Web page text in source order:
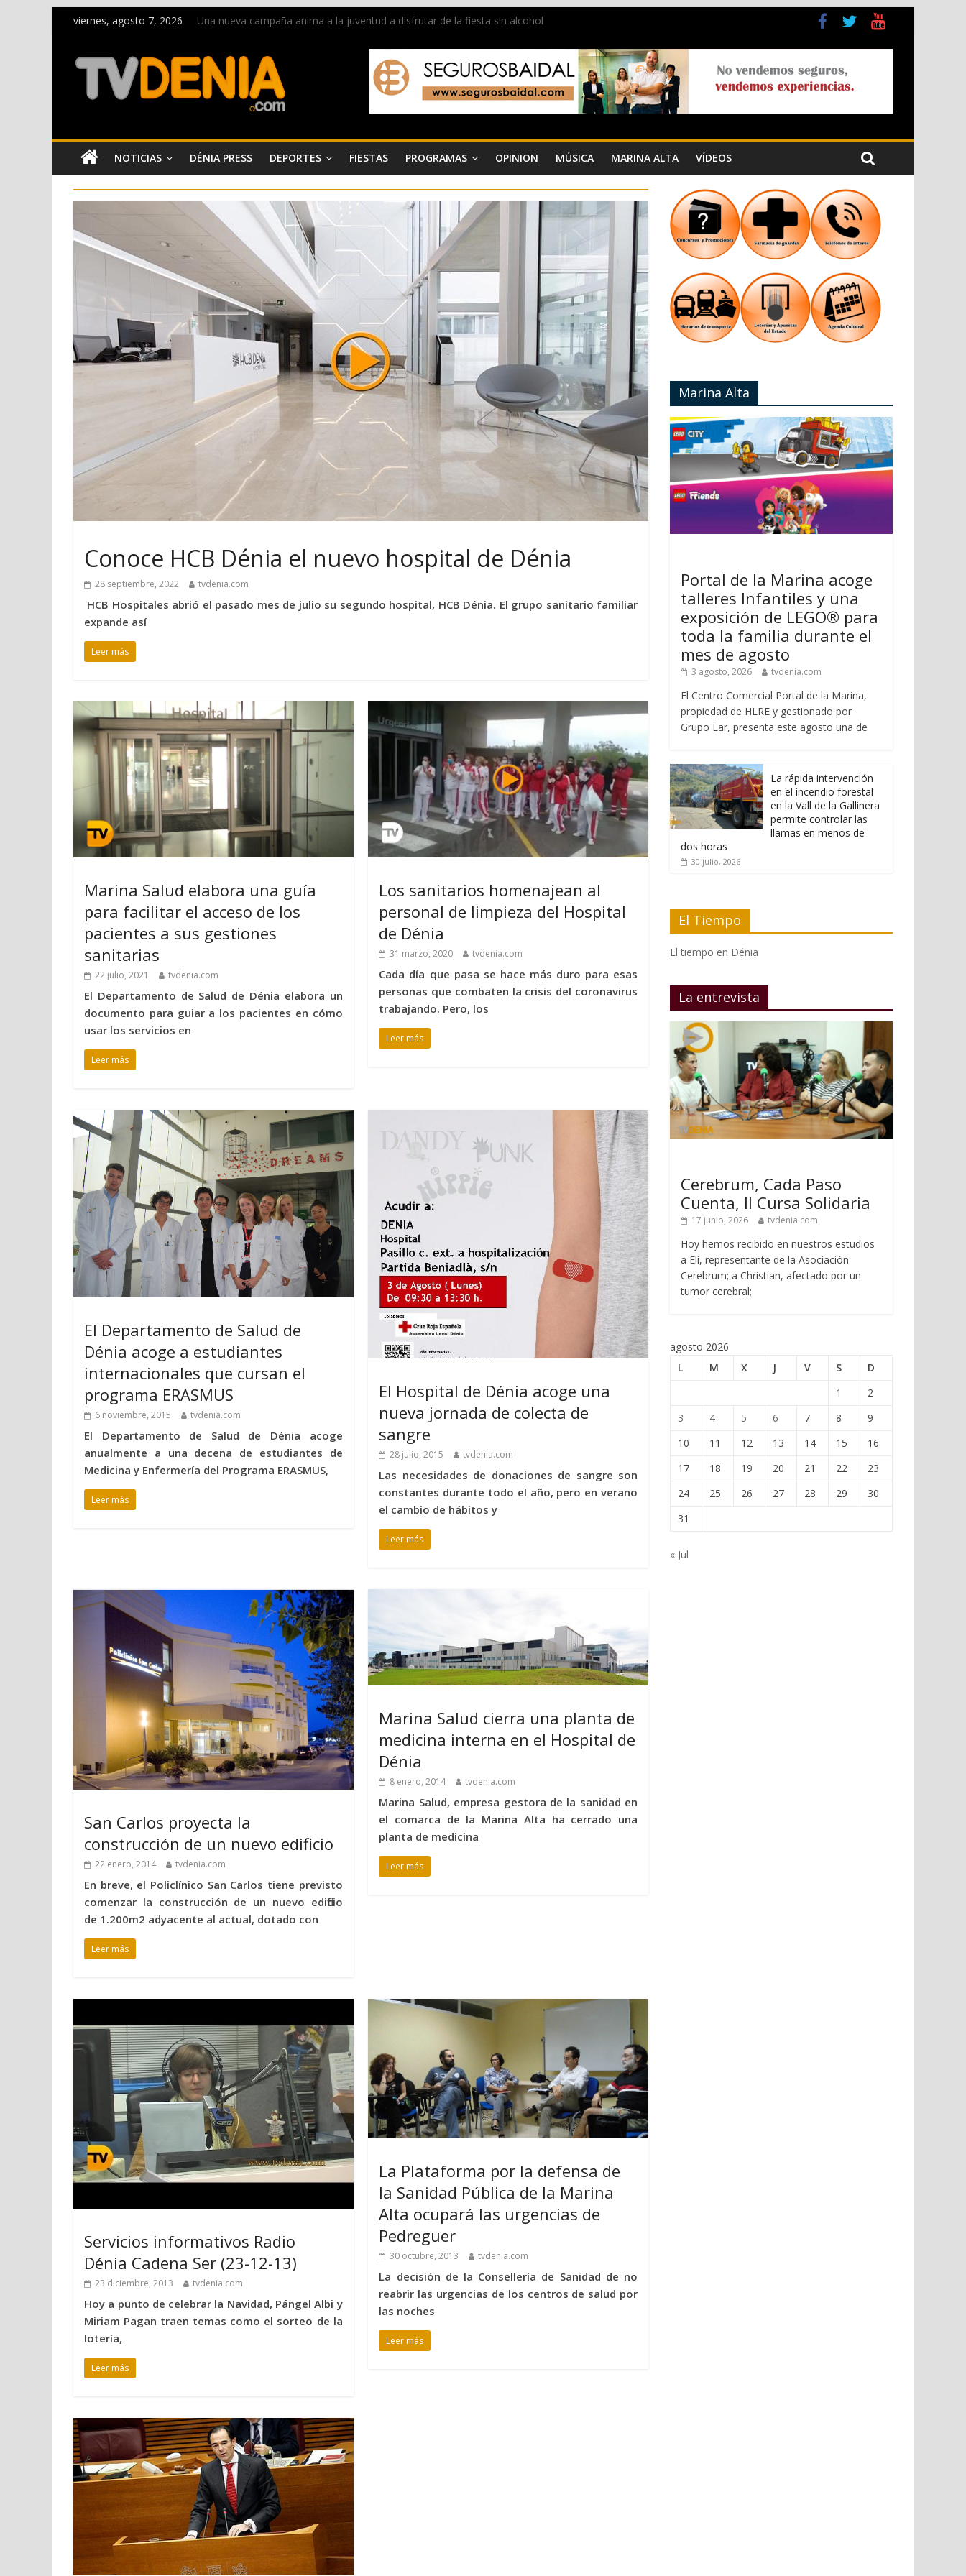
viernes, agosto 7, 2026
Una nueva campaña anima a la juventud a disfrutar de la fiesta sin alcohol
La Entraeta Festera llena de ambiente la calle Marqués de Campo con la recepción a la Capitanía Cristiana
El XII Festival de Jazz de Dénia reunirá durante agosto a figuras nacionales e internacionales en los Jardins de Torrecremada
Los Moros y Cristianos 2026 reciben las llaves de la ciudad y dan inicio a las fiestas en Dénia
NOTICIAS DÉNIA PRESS DEPORTES FIESTAS PROGRAMAS OPINION MÚSICA MARINA ALTA VÍDEOS
Conoce HCB Dénia el nuevo hospital de Dénia
28 septiembre, 2022 tvdenia.com
HCB Hospitales abrió el pasado mes de julio su segundo hospital, HCB Dénia. El grupo sanitario familiar
expande así
Leer más
Marina Salud elabora una guía
para facilitar el acceso de los
pacientes a sus gestiones
sanitarias
22 julio, 2021 tvdenia.com
El Departamento de Salud de Dénia elabora un
documento para guiar a los pacientes en cómo
usar los servicios en
Leer más
Los sanitarios homenajean al
personal de limpieza del Hospital
de Dénia
31 marzo, 2020 tvdenia.com
Cada día que pasa se hace más duro para esas
personas que combaten la crisis del coronavirus
trabajando. Pero, los
Leer más
El Departamento de Salud de
Dénia acoge a estudiantes
internacionales que cursan el
programa ERASMUS
6 noviembre, 2015 tvdenia.com
El Departamento de Salud de Dénia acoge
anualmente a una decena de estudiantes de
Medicina y Enfermería del Programa ERASMUS,
Leer más
El Hospital de Dénia acoge una
nueva jornada de colecta de
sangre
28 julio, 2015 tvdenia.com
Las necesidades de donaciones de sangre son
constantes durante todo el año, pero en verano
el cambio de hábitos y
Leer más
San Carlos proyecta la
construcción de un nuevo edificio
22 enero, 2014 tvdenia.com
En breve, el Policlínico San Carlos tiene previsto
comenzar la construcción de un nuevo edificio
de 1.200m2 adyacente al actual, dotado con
Leer más
Marina Salud cierra una planta de
medicina interna en el Hospital de
Dénia
8 enero, 2014 tvdenia.com
Marina Salud, empresa gestora de la sanidad en
el comarca de la Marina Alta ha cerrado una
planta de medicina
Leer más
Servicios informativos Radio
Dénia Cadena Ser (23-12-13)
23 diciembre, 2013 tvdenia.com
Hoy a punto de celebrar la Navidad, Pángel Albi y
Miriam Pagan traen temas como el sorteo de la
lotería,
Leer más
La Plataforma por la defensa de
la Sanidad Pública de la Marina
Alta ocupará las urgencias de
Pedreguer
30 octubre, 2013 tvdenia.com
La decisión de la Consellería de Sanidad de no
reabrir las urgencias de los centros de salud por
las noches
Leer más
Marina Alta
Portal de la Marina acoge
talleres Infantiles y una
exposición de LEGO® para
toda la familia durante el
mes de agosto
3 agosto, 2026 tvdenia.com
El Centro Comercial Portal de la Marina,
propiedad de HLRE y gestionado por
Grupo Lar, presenta este agosto una de
La rápida intervención
en el incendio forestal
en la Vall de la Gallinera
permite controlar las
llamas en menos de
dos horas
30 julio, 2026
El Tiempo
El tiempo en Dénia
La entrevista
Cerebrum, Cada Paso
Cuenta, II Cursa Solidaria
17 junio, 2026 tvdenia.com
Hoy hemos recibido en nuestros estudios
a Eli, representante de la Asociación
Cerebrum; a Christian, afectado por un
tumor cerebral;
agosto 2026
L
M X J V S
D
1
2
3
4 5 6 7 8
9
10
11 12 13 14 15
16
17
18 19 20 21 22
23
24
25 26 27 28 29
30
31
« Jul